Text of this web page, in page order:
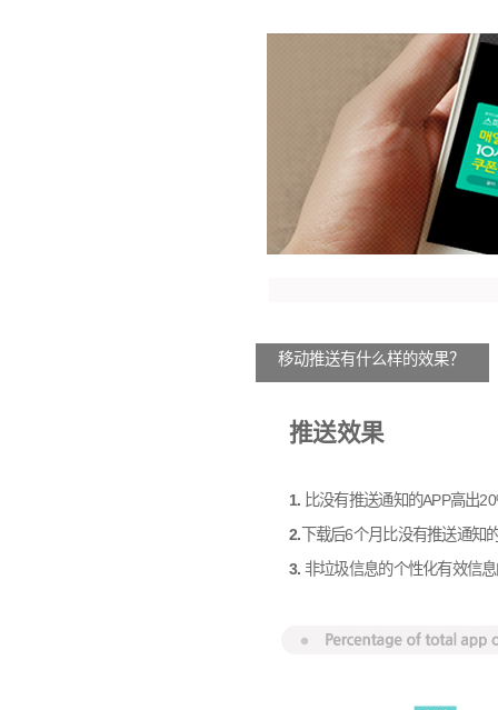
移动推送有什么样的效果？
推送效果
1. 比没有推送通知的APP高出
2. 下载后6个月比没有推送通知
3. 非垃圾信息的个性化有效信